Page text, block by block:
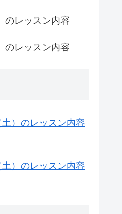
のレッスン内容
のレッスン内容
）のレッスン内容
）のレッスン内容